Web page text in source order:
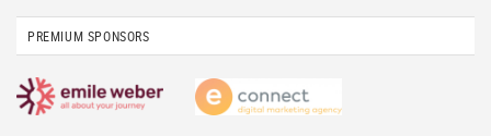
PREMIUM SPONSORS